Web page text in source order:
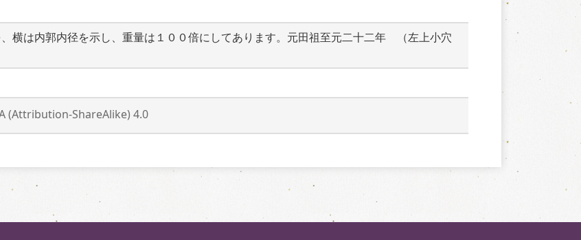
横は内郭内径を示し、重量は１００倍にしてあります。元田祖至元二十二年　（左上小穴
(Attribution-ShareAlike) 4.0